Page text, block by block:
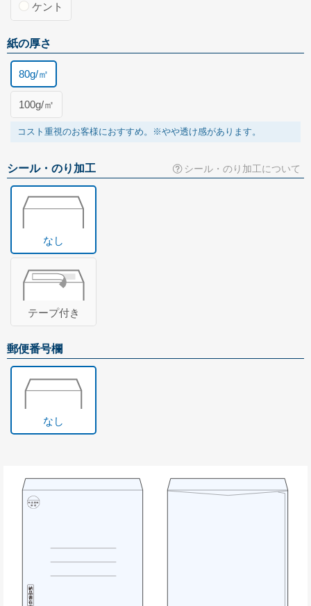
ケント
紙の厚さ
80g/㎡
100g/㎡
コスト重視のお客様におすすめ。※やや透け感があります。
シール・のり加工 シール・のり加工について
なし
テープ付き
郵便番号欄
なし